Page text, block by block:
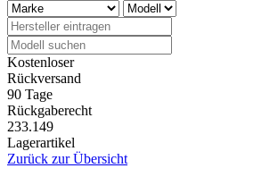
Kostenloser
Rückversand
90 Tage
Rückgaberecht
233.149
Lagerartikel
Zurück zur Übersicht